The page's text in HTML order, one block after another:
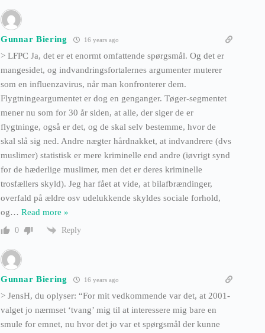
Gunnar Biering 16 years ago
> LFPC Ja, det er et enormt omfattende spørgsmål. Og det er
mangesidet, og indvandringsfortalernes argumenter muterer
som en influenzavirus, når man konfronterer dem.
Flygtningeargumentet er dog en genganger. Tøger-segmentet
mener nu som for 30 år siden, at alle, der siger de er
flygtninge, også er det, og de skal selv bestemme, hvor de
skal slå sig ned. Andre nægter hårdnakket, at indvandrere (dvs
muslimer) statistisk er mere kriminelle end andre (iøvrigt synd
for de hæderlige muslimer, men det er deres kriminelle
trosfællers skyld). Jeg har fået at vide, at bilafbrændinger,
overfald på ældre osv udelukkende skyldes sociale forhold,
og… Read more »
0 Reply
Gunnar Biering 16 years ago
> JensH, du oplyser: “For mit vedkommende var det, at 2001-
valget jo nærmset ‘tvang’ mig til at interessere mig bare en
smule for emnet, nu hvor det jo var et spørgsmål der kunne